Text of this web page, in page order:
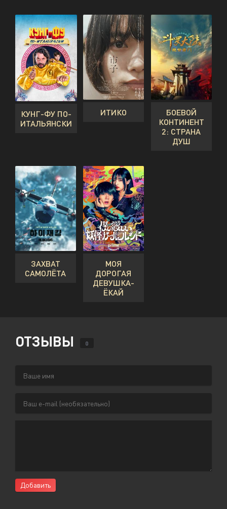
КУНГ-ФУ ПО-
ИТАЛЬЯНСКИ
ИТИКО
БОЕВОЙ
КОНТИНЕНТ
2: СТРАНА
ДУШ
ЗАХВАТ
САМОЛЁТА
МОЯ
ДОРОГАЯ
ДЕВУШКА-
ЁКАЙ
ОТЗЫВЫ 0
Добавить